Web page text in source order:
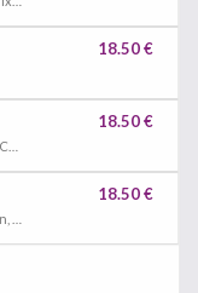
18.50 €
18.50 €
18.50 €